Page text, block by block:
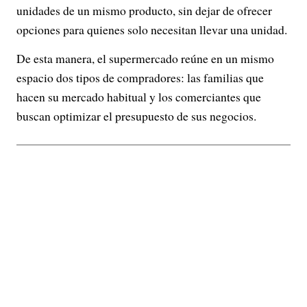
unidades de un mismo producto, sin dejar de ofrecer
opciones para quienes solo necesitan llevar una unidad.
De esta manera, el supermercado reúne en un mismo
espacio dos tipos de compradores: las familias que
hacen su mercado habitual y los comerciantes que
buscan optimizar el presupuesto de sus negocios.